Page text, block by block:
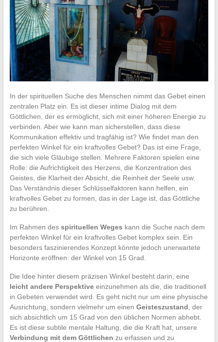
In der spirituellen Suche des Menschen nimmt das Gebet einen
zentralen Platz ein. Es ist dieser intime Dialog mit dem
Göttlichen, der es ermöglicht, sich mit einer höheren Energie zu
verbinden. Aber wie kann man sicherstellen, dass diese
Kommunikation effektiv und tragfähig ist? Wie findet man den
perfekten Winkel für ein kraftvolles Gebet? Das ist eine Frage,
die sich viele Gläubige stellen. Mehrere Faktoren spielen eine
Rolle: die Aufrichtigkeit des Herzens, die Konzentration des
Geistes, die Klarheit der Absicht, die Reinheit der Seele usw.
Das Verständnis dieser Schlüsselfaktoren kann helfen, ein
kraftvolles Gebet zu formen, das in der Lage ist, das Göttliche
zu berühren.
Im Rahmen des spirituellen Weges kann die Suche nach dem
perfekten Winkel für ein kraftvolles Gebet komplex sein. Ein
besonders faszinierendes Konzept könnte jedoch unerwartete
Horizonte eröffnen: der Winkel von 15 Grad.
Die Idee hinter diesem präzisen Winkel besteht darin, eine
leicht andere Perspektiveeinzunehmen als die, die traditionell
in Gebeten verwendet wird. Es geht nicht nur um eine physische
Ausrichtung, sondern vielmehr um einen Geisteszustand , der
sich absichtlich um 15 Grad von den üblichen Normen abhebt.
Es ist diese subtile mentale Haltung, die die Kraft hat, unsere
Verbindung mit dem Göttlichen zu erfassen und zu